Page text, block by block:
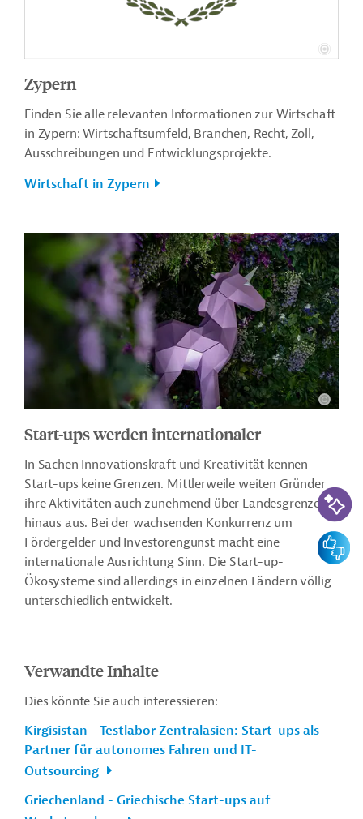
Zypern
Finden Sie alle relevanten Informationen zur Wirtschaft
in Zypern: Wirtschaftsumfeld, Branchen, Recht, Zoll,
Ausschreibungen und Entwicklungsprojekte.
Wirtschaft in Zypern
Start-ups werden internationaler
In Sachen Innovationskraft und Kreativität kennen
Start-ups keine Grenzen. Mittlerweile weiten Gründer
ihre Aktivitäten auch zunehmend über Landesgrenzen
hinaus aus. Bei der wachsenden Konkurrenz um
Fördergelder und Investorengunst macht eine
internationale Ausrichtung Sinn. Die Start-up-
Ökosysteme sind allerdings in einzelnen Ländern völlig
unterschiedlich entwickelt.
Verwandte Inhalte
Dies könnte Sie auch interessieren:
Kirgisistan - Testlabor Zentralasien: Start-ups als
Partner für autonomes Fahren und IT-
Outsourcing
Griechenland - Griechische Start-ups auf
KI-